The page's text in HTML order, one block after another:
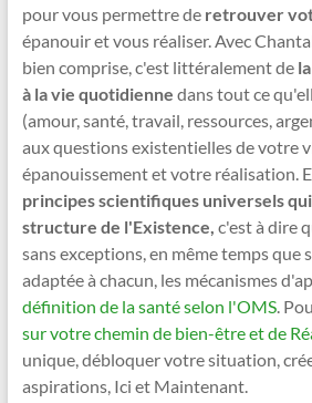
pour vous permettre de retrouver
épanouir et vous réaliser. Avec
bien comprise, c'est littéralement de
à la vie quotidienne dans tout ce
(amour, santé, travail, ressources,
aux questions existentielles de votre
épanouissement et votre réalisation.
principes scientifiques universels
structure de l'Existence, c'est à dire
sans exceptions, en même temps que
adaptée à chacun, les mécanismes
définition de la santé selon l'OMS.
sur votre chemin de bien-être et de
unique, débloquer votre situation,
aspirations, Ici et Maintenant.